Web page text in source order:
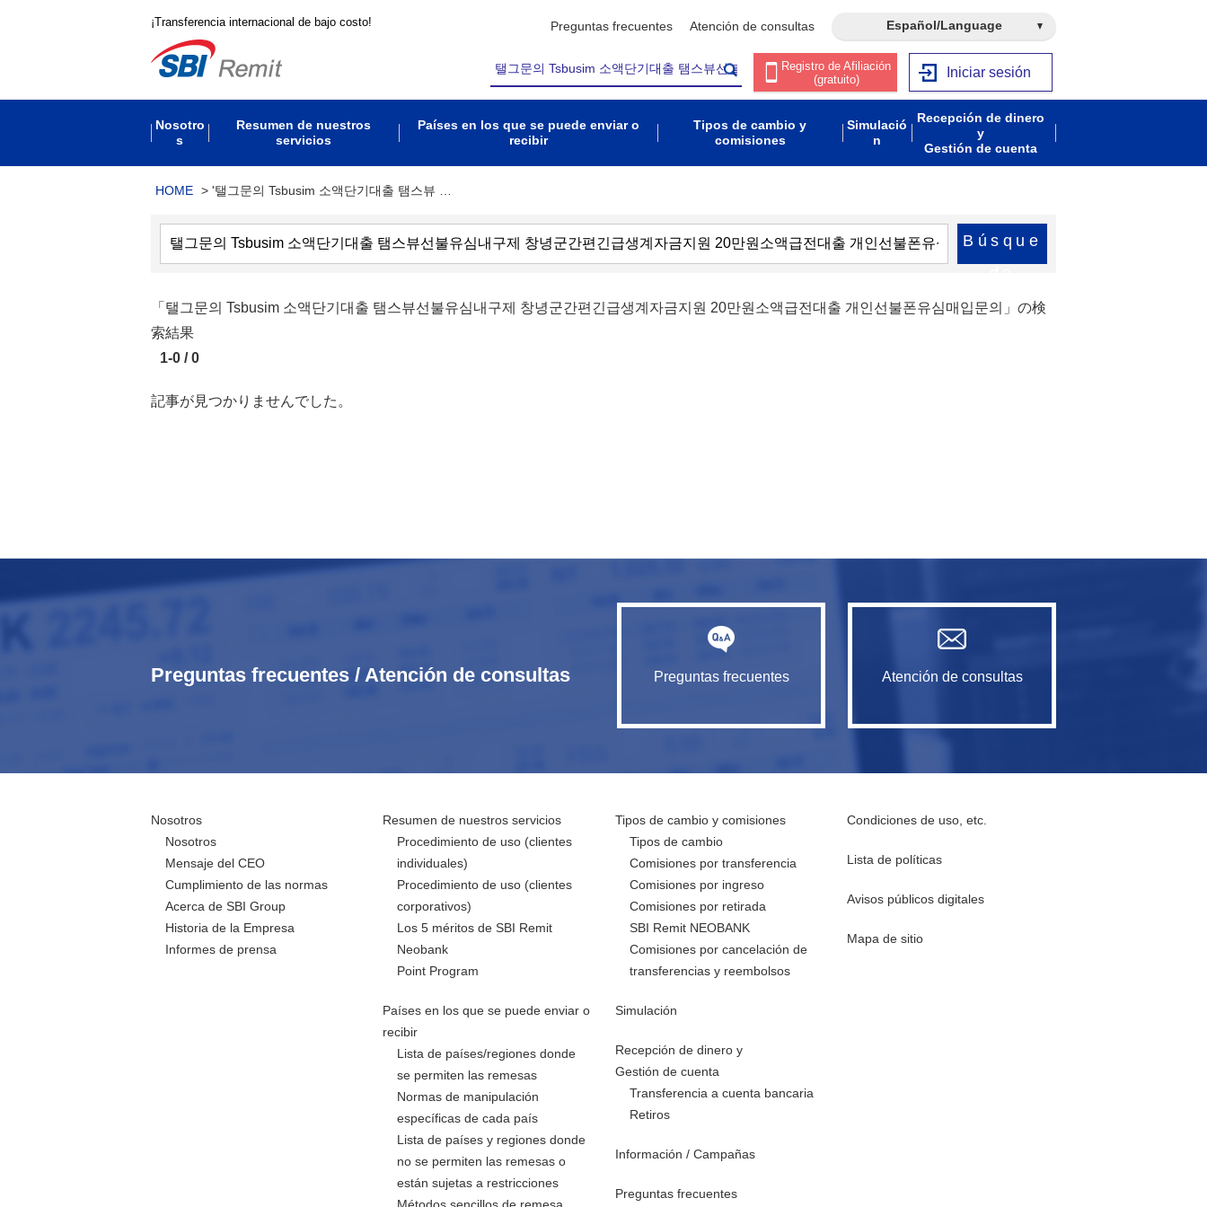
¡Transferencia internacional de bajo costo! Preguntas frecuentes Atención de consultas Español/Language
Registro de Afiliación
(gratuito)
Iniciar sesión
Nosotro
s
Resumen de nuestros
servicios
Países en los que se puede enviar o
recibir
Tipos de cambio y
comisiones
Simulació
n
Recepción de dinero
y
Gestión de cuenta
HOME > '탤그문의 Tsbusim 소액단기대출 탬스뷰 …
Búsque
「탤그문의 Tsbusim 소액단기대출 탬스뷰선불유심내구제 창녕군간편긴급생계자금지원 20만원소액급전대출 개인선불폰유심매입문의」の検
索結果
1-0 / 0
記事が見つかりませんでした。
Preguntas frecuentes / Atención de consultas Preguntas frecuentes Atención de consultas
Nosotros
Nosotros
Mensaje del CEO
Cumplimiento de las normas
Acerca de SBI Group
Historia de la Empresa
Informes de prensa
Resumen de nuestros servicios
Procedimiento de uso (clientes
individuales)
Procedimiento de uso (clientes
corporativos)
Los 5 méritos de SBI Remit
Neobank
Point Program
Países en los que se puede enviar o
recibir
Lista de países/regiones donde
se permiten las remesas
Normas de manipulación
específicas de cada país
Lista de países y regiones donde
no se permiten las remesas o
están sujetas a restricciones
Tipos de cambio y comisiones
Tipos de cambio
Comisiones por transferencia
Comisiones por ingreso
Comisiones por retirada
SBI Remit NEOBANK
Comisiones por cancelación de
transferencias y reembolsos
Simulación
Recepción de dinero y
Gestión de cuenta
Transferencia a cuenta bancaria
Retiros
Información / Campañas
Preguntas frecuentes
Condiciones de uso, etc.
Lista de políticas
Avisos públicos digitales
Mapa de sitio